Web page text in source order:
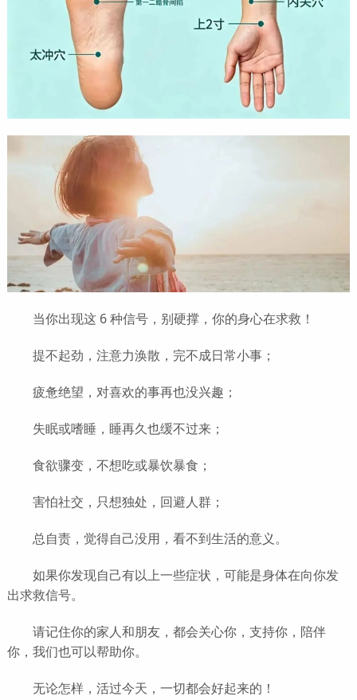
当你出现这 6 种信号，别硬撑，你的身心在求救！
提不起劲，注意力涣散，完不成日常小事；
疲惫绝望，对喜欢的事再也没兴趣；
失眠或嗜睡，睡再久也缓不过来；
食欲骤变，不想吃或暴饮暴食；
害怕社交，只想独处，回避人群；
总自责，觉得自己没用，看不到生活的意义。
如果你发现自己有以上一些症状，可能是身体在向你发
出求救信号。
请记住你的家人和朋友，都会关心你，支持你，陪伴
你，我们也可以帮助你。
无论怎样，活过今天，一切都会好起来的！